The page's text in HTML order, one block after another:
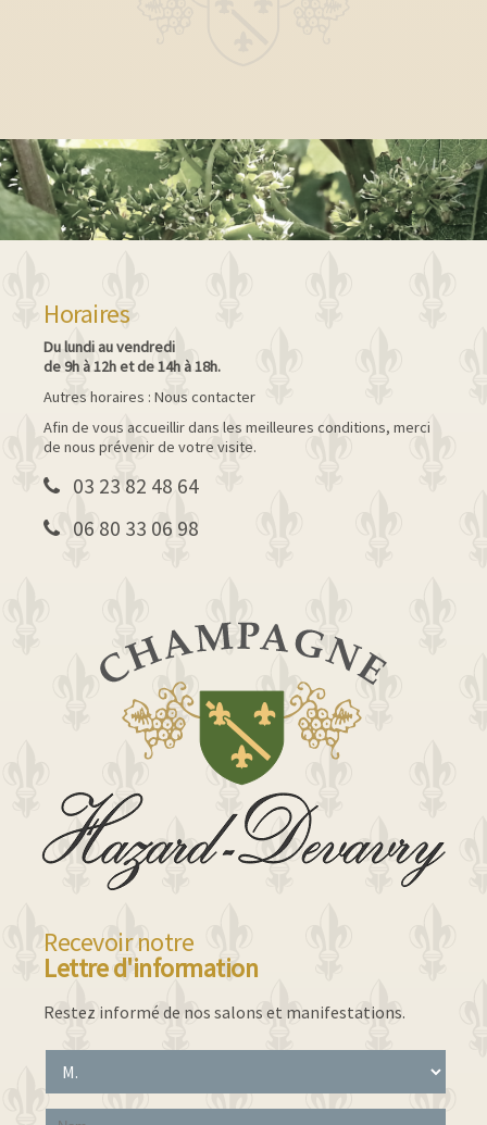
Horaires
Du lundi au vendredi
de 9h à 12h et de 14h à 18h.
Autres horaires : Nous contacter
Afin de vous accueillir dans les meilleures conditions, merci
de nous prévenir de votre visite.
03 23 82 48 64
06 80 33 06 98
Recevoir notre
Lettre d'information
Restez informé de nos salons et manifestations.